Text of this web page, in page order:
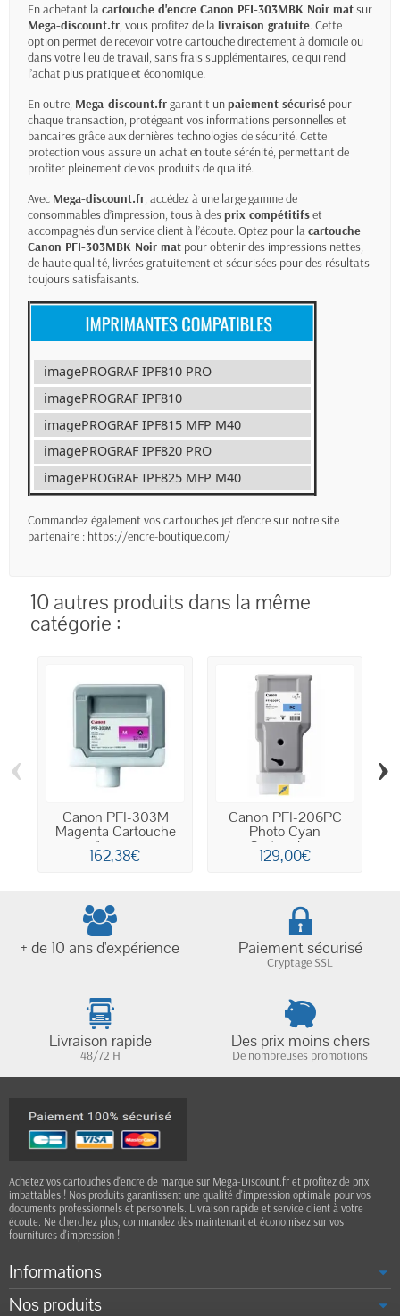
En achetant lacartouche d'encre Canon PFI-303MBK Noir matsur
Mega-discount.fr, vous profitez de lalivraison gratuite. Cette
option permet de recevoir votre cartouche directement à domicile ou
dans votre lieu de travail, sans frais supplémentaires, ce qui rend
l’achat plus pratique et économique.
En outre, Mega-discount.frgarantit unpaiement sécurisé pour
chaque transaction, protégeant vos informations personnelles et
bancaires grâce aux dernières technologies de sécurité. Cette
protection vous assure un achat en toute sérénité, permettant de
profiter pleinement de vos produits de qualité.
Avec Mega-discount.fr, accédez à une large gamme de
consommables d’impression, tous à desprix compétitifset
accompagnés d'un service client à l’écoute. Optez pour lacartouche
Canon PFI-303MBK Noir mat pour obtenir des impressions nettes,
de haute qualité, livrées gratuitement et sécurisées pour des résultats
toujours satisfaisants.
imagePROGRAF IPF810 PRO
imagePROGRAF IPF810
imagePROGRAF IPF815 MFP M40
imagePROGRAF IPF820 PRO
imagePROGRAF IPF825 MFP M40
Commandez également vos cartouches jet d'encre sur notre site
partenaire : https://encre-boutique.com/
10 autres produits dans la même
catégorie :
Canon PFI-303M
Magenta Cartouche
d'encre...
162,38€
Canon PFI-206PC
Photo Cyan
Cartouche...
129,00€
‹ ›
+ de 10 ans d'expérience Paiement sécurisé
Cryptage SSL
Livraison rapide
48/72 H
Des prix moins chers
De nombreuses promotions
Achetez vos cartouches d'encre de marque sur Mega-Discount.fr et profitez de prix
imbattables ! Nos produits garantissent une qualité d'impression optimale pour vos
documents professionnels et personnels. Livraison rapide et service client à votre
écoute. Ne cherchez plus, commandez dès maintenant et économisez sur vos
fournitures d'impression !
Informations
Nos produits